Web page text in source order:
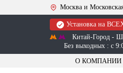
Москва и
Установка на
Китай-Город -
Без выходных : с
О КОМПАНИИ